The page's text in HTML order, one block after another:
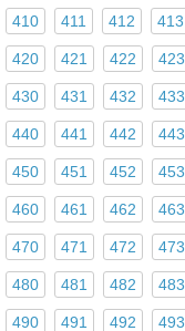
410 411 412 413
420 421 422 423
430 431 432 433
440 441 442 443
450 451 452 453
460 461 462 463
470 471 472 473
480 481 482 483
490 491 492 493